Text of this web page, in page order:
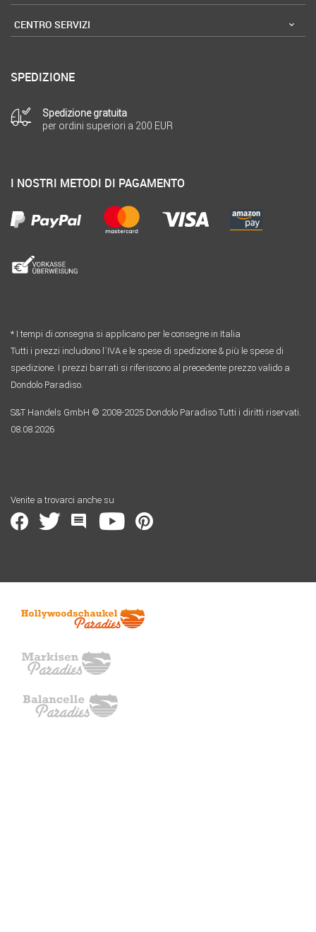
CENTRO SERVIZI
SPEDIZIONE
Spedizione gratuita
per ordini superiori a 200 EUR
I NOSTRI METODI DI PAGAMENTO
* I tempi di consegna si applicano per le consegne in Italia
Tutti i prezzi includono l´IVA e le spese di spedizione & più le spese di
spedizione. I prezzi barrati si riferiscono al precedente prezzo valido a
Dondolo Paradiso.
S&T Handels GmbH © 2008-2025 Dondolo Paradiso Tutti i diritti riservati.
08.08.2026
Venite a trovarci anche su